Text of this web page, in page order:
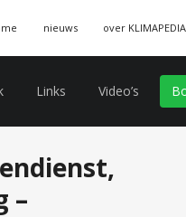
nieuws over KLIMAPEDIA
Links Video’s
–